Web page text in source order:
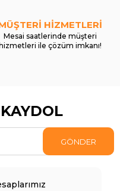
HİZMETLERİ
Mesai saatlerinde müşteri
hizmetleri ile çözüm imkanı!
GÖNDER